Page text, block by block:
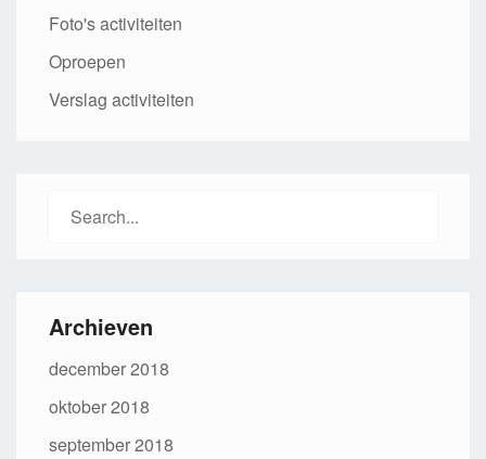
Foto's activiteiten
Oproepen
Verslag activiteiten
Search
Archieven
december 2018
oktober 2018
september 2018